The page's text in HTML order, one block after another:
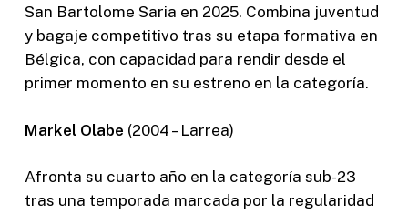
San Bartolome Saria en 2025. Combina juventud
y bagaje competitivo tras su etapa formativa en
Bélgica, con capacidad para rendir desde el
primer momento en su estreno en la categoría.
Markel Olabe (2004 – Larrea)
Afronta su cuarto año en la categoría sub-23
tras una temporada marcada por la regularidad